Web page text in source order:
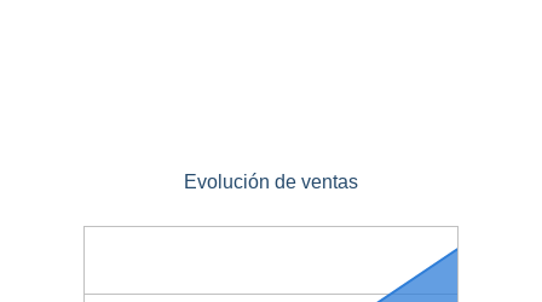
Evolución de ventas